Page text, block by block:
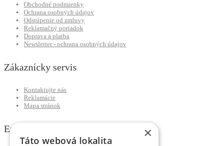
Obchodné podmienky
Ochrana osobných údajov
Odstúpenie od zmluvy
Reklamačný poriadok
Doprava a platba
Newsletter - ochrana osobných údajov
Zákaznícky servis
Kontaktujte nás
Reklamácie
Mapa stránok
Extra ×
Táto webová lokalita